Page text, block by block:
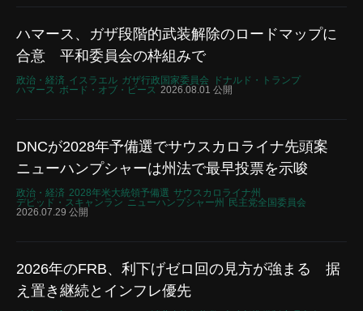
ハマース、ガザ段階的武装解除のロードマップに
合意 平和委員会の枠組みで
政治・経済 イスラエル ガザ行政国家委員会
ドナルド・トランプ
ハマース ボード・オブ・ピース 2026.08.01 公開
DNCが2028年予備選でサウスカロライナ先頭案
ニューハンプシャーは州法で最早投票を示唆
政治・経済 2028年米大統領予備選 サウスカロライナ州
デビッド・スキャンラン ニューハンプシャー州
民主党全国委員会
2026.07.29 公開
2026年のFRB、利下げゼロ回の見方が強まる 据
え置き継続とインフレ優先